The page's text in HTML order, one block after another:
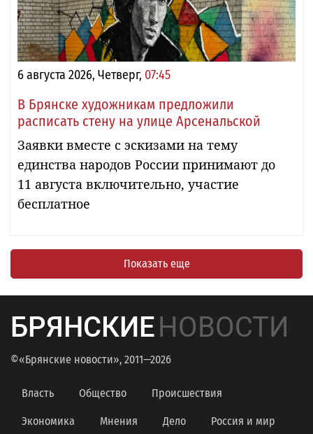
6 августа 2026, Четверг, 07:45
В Брянске художникам предложили
расписать стену на улице Арсенальской
Заявки вместе с эскизами на тему
единства народов России принимают до
11 августа включительно, участие
бесплатное
Показать еще
БРЯНСКИЕНОВОСТИ
©«Брянские новости», 2011—2026
Власть Общество Происшествия
Экономика Мнения Дело Россия и мир